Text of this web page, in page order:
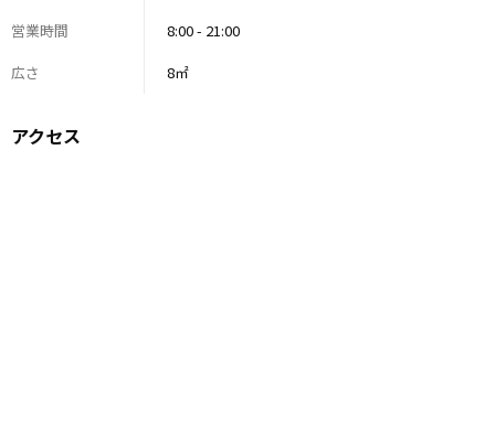
営業時間
8:00 - 21:00
広さ
8㎡
アクセス